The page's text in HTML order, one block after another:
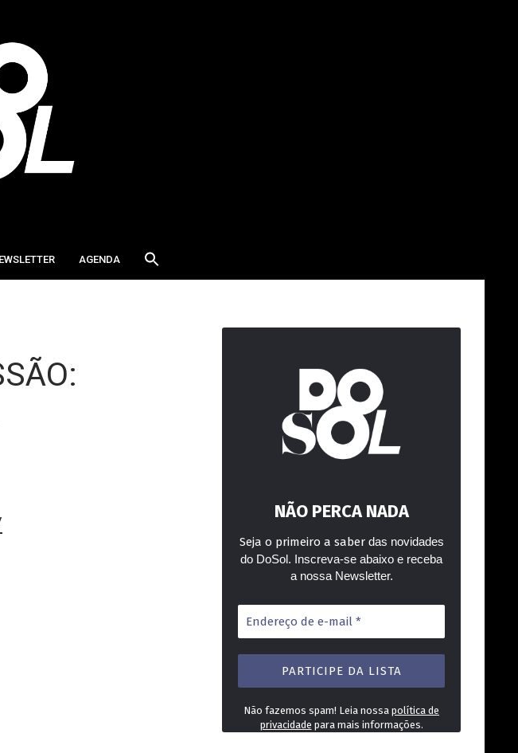
AGENDA
NÃO PERCA NADA
Seja o primeiro a saberdas novidades
do DoSol. Inscreva-se abaixo e receba
a nossa Newsletter.
Endereço
de
e-
mail
Não fazemos spam! Leia nossa política de
privacidade para mais informações.